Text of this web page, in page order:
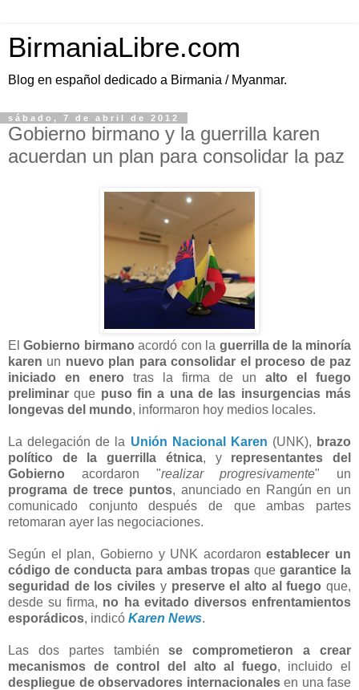
BirmaniaLibre.com
Blog en español dedicado a Birmania / Myanmar.
sábado, 7 de abril de 2012
Gobierno birmano y la guerrilla karen
acuerdan un plan para consolidar la paz
ElGobierno birmano acordó con la guerrilla de la minoría
karen un nuevo plan para consolidar el proceso de paz
iniciado en enero tras la firma de un alto el fuego
preliminar que puso fin a una de las insurgencias más
longevas del mundo, informaron hoy medios locales.
La delegación de la Unión Nacional Karen (UNK), brazo
político de la guerrilla étnica, y representantes del
Gobierno acordaron "realizar progresivamente" un
programa de trece puntos, anunciado en Rangún en un
comunicado conjunto después de que ambas partes
retomaran ayer las negociaciones.
Según el plan, Gobierno y UNK acordaronestablecer un
código de conducta para ambas tropas quegarantice la
seguridad de los civiles y preserve el alto al fuego que,
desde su firma, no ha evitado diversos enfrentamientos
esporádicos, indicó Karen News.
Las dos partes tambiénse comprometieron a crear
mecanismos de control del alto al fuego, incluido el
despliegue de observadores internacionalesen una fase